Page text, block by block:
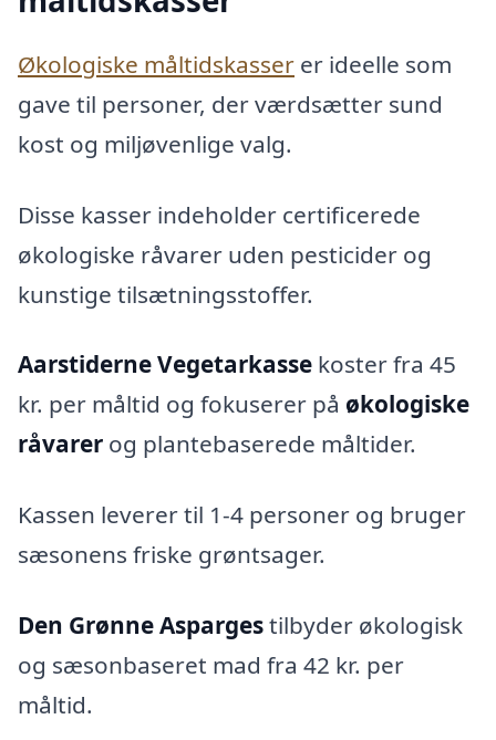
Økologiske måltidskasser er ideelle som
gave til personer, der værdsætter sund
kost og miljøvenlige valg.
Disse kasser indeholder certificerede
økologiske råvarer uden pesticider og
kunstige tilsætningsstoffer.
Aarstiderne Vegetarkasse koster fra 45
kr. per måltid og fokuserer på økologiske
råvarer og plantebaserede måltider.
Kassen leverer til 1-4 personer og bruger
sæsonens friske grøntsager.
Den Grønne Aspargestilbyder økologisk
og sæsonbaseret mad fra 42 kr. per
måltid.